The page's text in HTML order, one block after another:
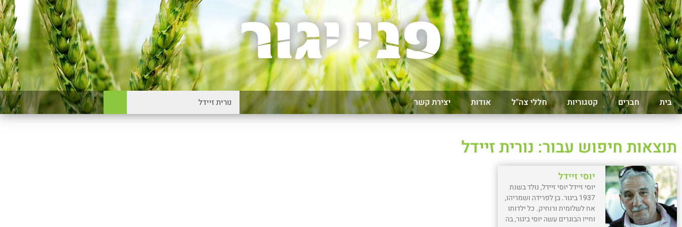
בית חברים קטגוריות חללי צה"ל אודות יצירת קשר
תוצאות חיפוש עבור: נורית זיידל
יוסי זיידל
יוסי זיידל יוסי זיידל, נולד בשנת
1937 ביגור. בן לפרידה ושמריהו,
אח לשלומית ורוחיק. כל ילדותו
וחייו הבוגרים עשה יוסי ביגור, בה